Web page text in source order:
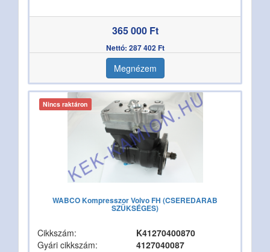
365 000 Ft
Nettó: 287 402 Ft
Megnézem
Nincs raktáron
WABCO Kompresszor Volvo FH (CSEREDARAB
SZÜKSÉGES)
Cikkszám:
K41270400870
Gyári cikkszám:
4127040087